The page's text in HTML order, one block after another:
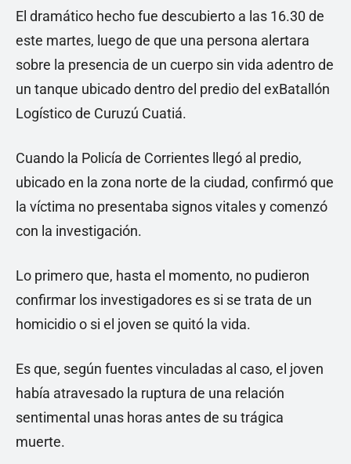
El dramático hecho fue descubierto a las 16.30 de
este martes, luego de que una persona alertara
sobre la presencia de un cuerpo sin vida adentro de
un tanque ubicado dentro del predio del exBatallón
Logístico de Curuzú Cuatiá.
Cuando la Policía de Corrientes llegó al predio,
ubicado en la zona norte de la ciudad, confirmó que
la víctima no presentaba signos vitales y comenzó
con la investigación.
Lo primero que, hasta el momento, no pudieron
confirmar los investigadores es si se trata de un
homicidio o si el joven se quitó la vida.
Es que, según fuentes vinculadas al caso, el joven
había atravesado la ruptura de una relación
sentimental unas horas antes de su trágica
muerte.